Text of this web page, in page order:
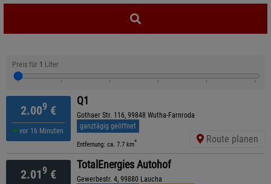
Preis für 1 Liter
2.009 €
vor 16 Minuten
Q1
Gothaer Str. 116, 99848 Wutha-Farnroda
ganztägig geöffnet
Entfernung: ca. 7.7 km* Route planen
2.019 €
TotalEnergies Autohof
Gewerbestr. 4, 99880 Laucha